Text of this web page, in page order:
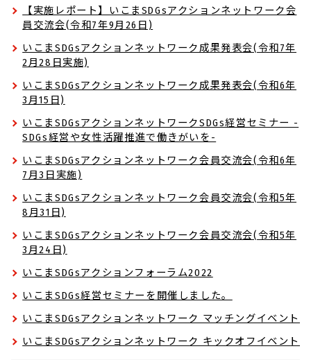
【実施レポート】いこまSDGsアクションネットワーク会
員交流会(令和7年9月26日)
いこまSDGsアクションネットワーク成果発表会(令和7年
2月28日実施)
いこまSDGsアクションネットワーク成果発表会(令和6年
3月15日)
いこまSDGsアクションネットワークSDGs経営セミナー -
SDGs経営や女性活躍推進で働きがいを-
いこまSDGsアクションネットワーク会員交流会(令和6年
7月3日実施)
いこまSDGsアクションネットワーク会員交流会(令和5年
8月31日)
いこまSDGsアクションネットワーク会員交流会(令和5年
3月24日)
いこまSDGsアクションフォーラム2022
いこまSDGs経営セミナーを開催しました。
いこまSDGsアクションネットワーク マッチングイベント
いこまSDGsアクションネットワーク キックオフイベント